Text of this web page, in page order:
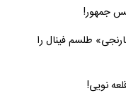
جمهور!
۲۰۲۶ | «لاله‌های نارنجی» طلسم فینال را
نویی!